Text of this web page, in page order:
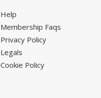
Help
Membership Faqs
Privacy Policy
Legals
Cookie Policy